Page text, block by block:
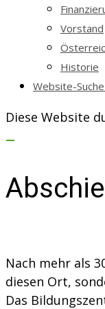
Vorstand
Historie
Website-
Diese Website
Nach mehr als
diesen Ort,
Das